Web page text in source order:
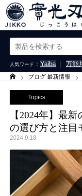
人気ワード ： Yaiba｜ 万能
ーム ブログ 最新情報
Topics
【2024年】最
の選び方と注目
2024.9.18